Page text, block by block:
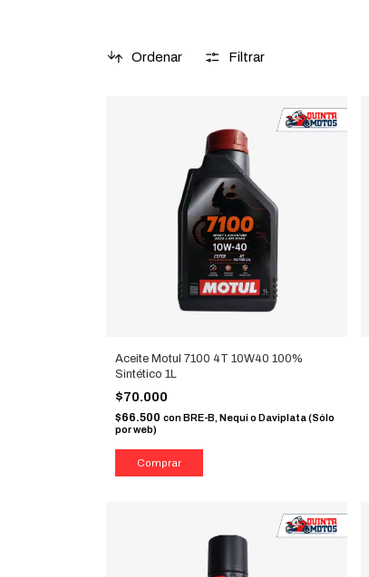
Ordenar Filtrar
Aceite Motul 7100 4T 10W40 100%
Sintético 1L
$70.000
$66.500 con BRE-B, Nequi o Daviplata (Sólo
por web)